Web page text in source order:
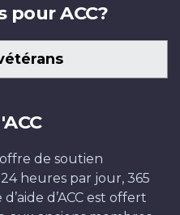
pour ACC?
de soutien
heures par jour, 365
d’ACC est offert